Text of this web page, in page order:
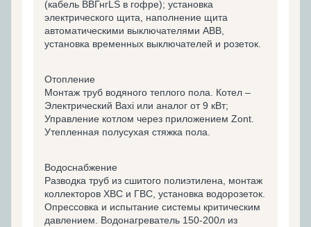
(кабель ВВГнгLS в гофре); установка
электрического щита, наполнение щита
автоматическими выключателями ABB,
установка временных выключателей и розеток.
Отопление
Монтаж труб водяного теплого пола. Котел –
Электрический Baxi или аналог от 9 кВт;
Управление котлом через приложением Zont.
Утепленная полусухая стяжка пола.
Водоснабжение
Разводка труб из сшитого полиэтилена, монтаж
коллекторов ХВС и ГВС, установка водорозеток.
Опрессовка и испытание системы критическим
давлением. Водонагреватель 150-200л из